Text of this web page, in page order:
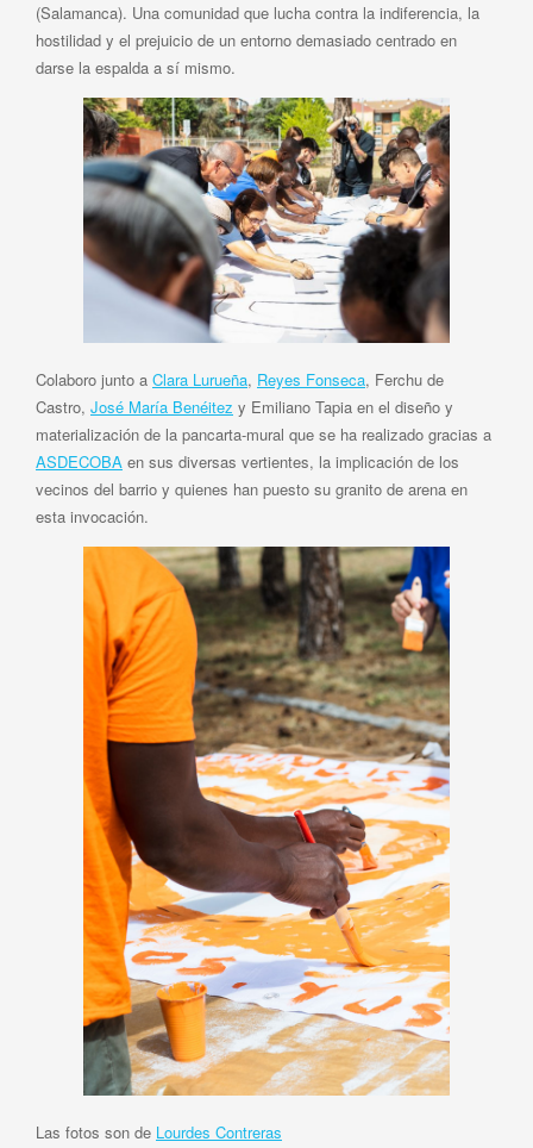
(Salamanca). Una comunidad que lucha contra la indiferencia, la
hostilidad y el prejuicio de un entorno demasiado centrado en
darse la espalda a sí mismo.
Colaboro junto a Clara Lurueña, Reyes Fonseca, Ferchu de
Castro, José María Benéitez y Emiliano Tapia en el diseño y
materialización de la pancarta-mural que se ha realizado gracias a
ASDECOBA en sus diversas vertientes, la implicación de los
vecinos del barrio y quienes han puesto su granito de arena en
esta invocación.
Las fotos son de Lourdes Contreras